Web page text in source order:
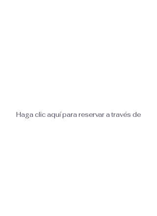
Haga clic aquí para reservar a través de